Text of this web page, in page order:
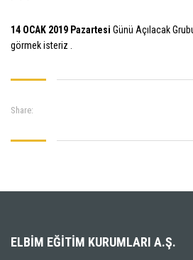
14 OCAK 2019 Pazartesi Günü Açılacak
görmek isteriz .
Share:
ELBIM EĞITIM KURUMLARI A.Ş.